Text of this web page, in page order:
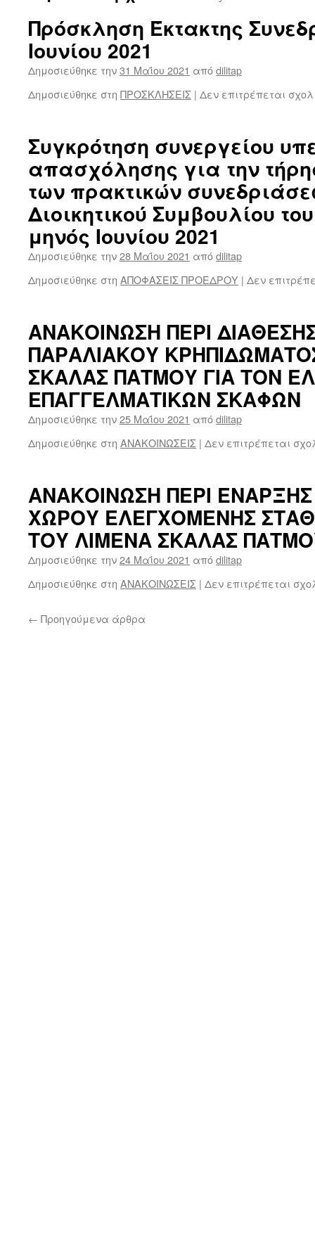
Πρόσκληση Έκτακτης
Ιουνίου 2021
Δημοσιεύθηκε την31 Μαΐου 2021 απόdilitap
Δημοσιεύθηκε στη ΠΡΟΣΚΛΗΣΕΙΣ | Δεν επιτρέπεται
Συγκρότηση συνεργείου
απασχόλησης για την
των πρακτικών
Διοικητικού Συμβουλίου
μηνός Ιουνίου 2021
Δημοσιεύθηκε την28 Μαΐου 2021 απόdilitap
Δημοσιεύθηκε στη ΑΠΟΦΑΣΕΙΣ ΠΡΟΕΔΡΟΥ | Δεν
ΑΝΑΚΟΙΝΩΣΗ ΠΕΡΙ
ΠΑΡΑΛΙΑΚΟΥ
ΣΚΑΛΑΣ ΠΑΤΜΟΥ ΓΙΑ ΤΟΝ
ΕΠΑΓΓΕΛΜΑΤΙΚΩΝ ΣΚΑΦΩΝ
Δημοσιεύθηκε την25 Μαΐου 2021 απόdilitap
Δημοσιεύθηκε στη ΑΝΑΚΟΙΝΩΣΕΙΣ | Δεν επιτρέπεται
ΑΝΑΚΟΙΝΩΣΗ ΠΕΡΙ ΕΝΑΡΞΗΣ
ΧΩΡΟΥ ΕΛΕΓΧΟΜΕΝΗΣ
ΤΟΥ ΛΙΜΕΝΑ ΣΚΑΛΑΣ
Δημοσιεύθηκε την24 Μαΐου 2021 απόdilitap
Δημοσιεύθηκε στη ΑΝΑΚΟΙΝΩΣΕΙΣ | Δεν επιτρέπεται
← Προηγούμενα άρθρα